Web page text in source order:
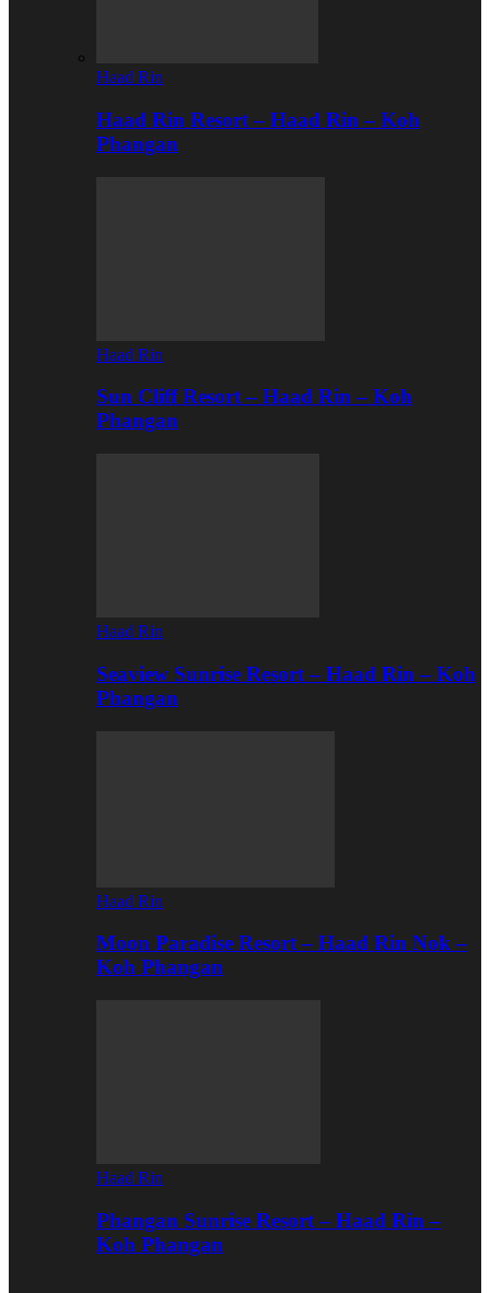
Haad Rin
Haad Rin Resort – Haad Rin – Koh
Phangan
Haad Rin
Sun Cliff Resort – Haad Rin – Koh
Phangan
Haad Rin
Seaview Sunrise Resort – Haad Rin – Koh
Phangan
Haad Rin
Moon Paradise Resort – Haad Rin Nok –
Koh Phangan
Haad Rin
Phangan Sunrise Resort – Haad Rin –
Koh Phangan